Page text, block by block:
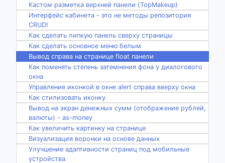
Кастом разметка верхней панели (TopMakeup)
Интерфейс кабинета - это не методы репозитория
CRUD!
Как сделать липкую панель сверху страницы
Как сделать основное меню белым
Вывод справа на странице float панели
Как поменять степень затемнения фона у диалогового
окна
Управление иконкой в окне alert справа вверху окна
Как стилизовать иконку
Вывод на экран денежных сумм (отображение рублей,
валюты) - as-money
Как увеличить картинку на странице
Визуализация воронки на основе данных
Улучшение адаптивности страниц под мобильные
устройства